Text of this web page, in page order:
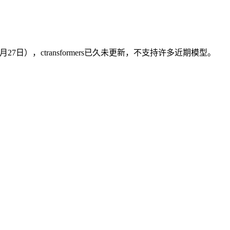
日），ctransformers已久未更新，不支持许多近期模型。